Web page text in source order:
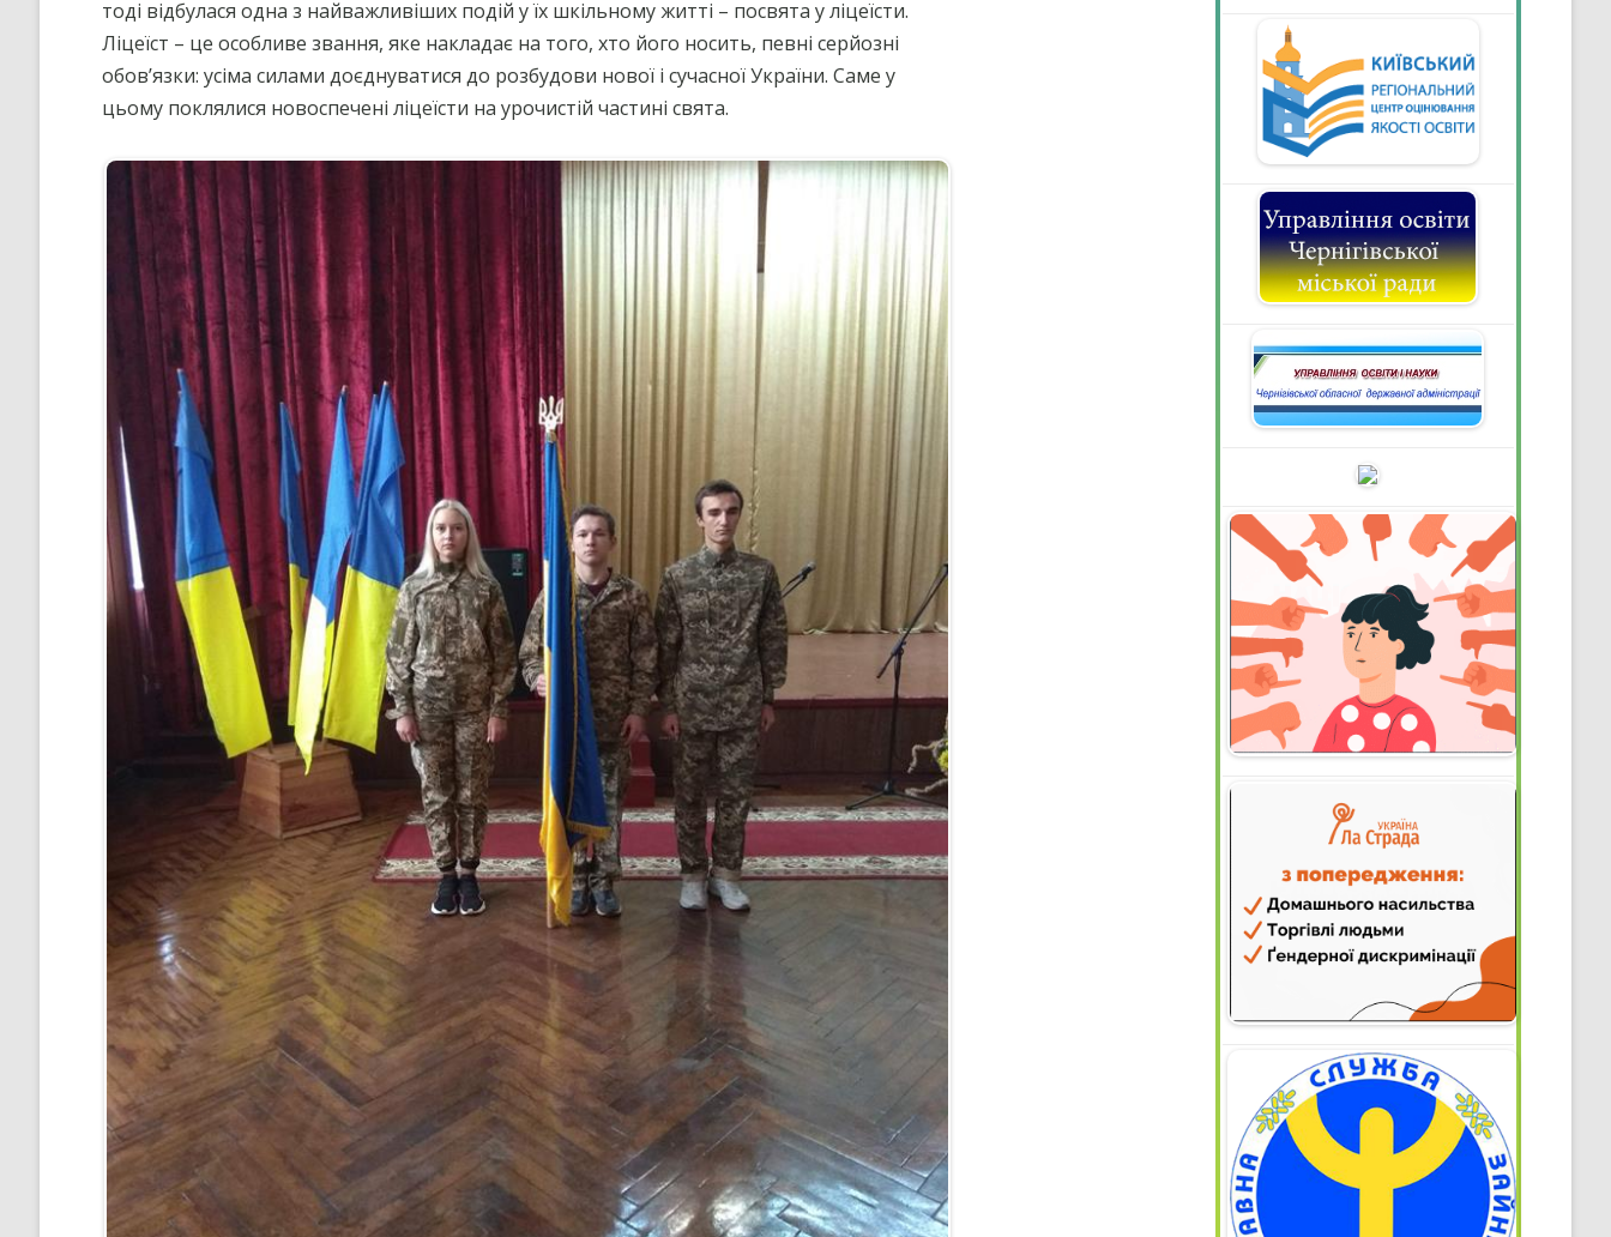
тоді відбулася одна з найважливіших подій у їх шкільному житті – посвята у ліцеїсти.
Ліцеїст – це особливе звання, яке накладає на того, хто його носить, певні серйозні
обов’язки: усіма силами доєднуватися до розбудови нової і сучасної України. Саме у
цьому поклялися новоспечені ліцеїсти на урочистій частині свята.